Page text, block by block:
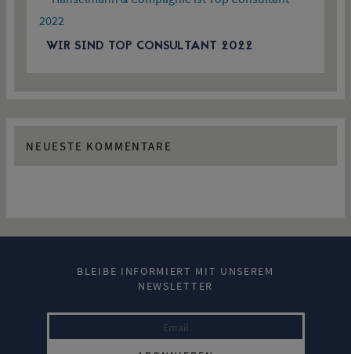
WIR SIND TOP CONSULTANT 2022
NEUESTE KOMMENTARE
BLEIBE INFORMIERT MIT UNSEREM
NEWSLETTER